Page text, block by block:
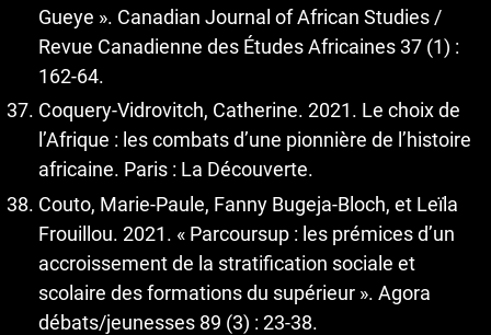
Gueye ». Canadian Journal of African Studies /
Revue Canadienne des Études Africaines 37 (1) :
162‑64.
Coquery-Vidrovitch, Catherine. 2021. Le choix de
l’Afrique : les combats d’une pionnière de l’histoire
africaine. Paris : La Découverte.
Couto, Marie-Paule, Fanny Bugeja-Bloch, et Leïla
Frouillou. 2021. « Parcoursup : les prémices d’un
accroissement de la stratification sociale et
scolaire des formations du supérieur ». Agora
débats/jeunesses 89 (3) : 23‑38.